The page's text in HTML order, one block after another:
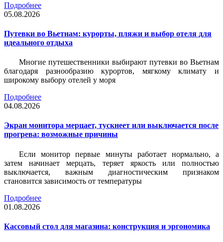
Подробнее
05.08.2026
Путевки во Вьетнам: курорты, пляжи и выбор отеля для
идеального отдыха
Многие путешественники выбирают путевки во Вьетнам
благодаря разнообразию курортов, мягкому климату и
широкому выбору отелей у моря
Подробнее
04.08.2026
Экран монитора мерцает, тускнеет или выключается после
прогрева: возможные причины
Если монитор первые минуты работает нормально, а
затем начинает мерцать, теряет яркость или полностью
выключается, важным диагностическим признаком
становится зависимость от температуры
Подробнее
01.08.2026
Кассовый стол для магазина: конструкция и эргономика